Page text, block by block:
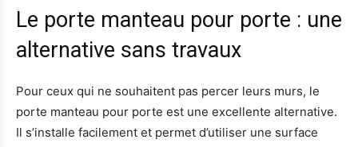
Le porte manteau pour porte : une
alternative sans travaux
Pour ceux qui ne souhaitent pas percer leurs murs, le
porte manteau pour porte est une excellente alternative.
Il s’installe facilement et permet d’utiliser une surface